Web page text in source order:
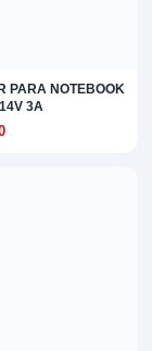
PARA NOTEBOOK
3A